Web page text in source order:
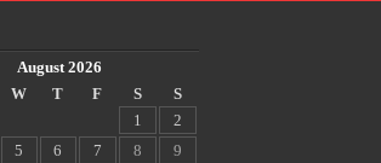
August 2026
W T F S
S
1
2
5 6 7 8
9